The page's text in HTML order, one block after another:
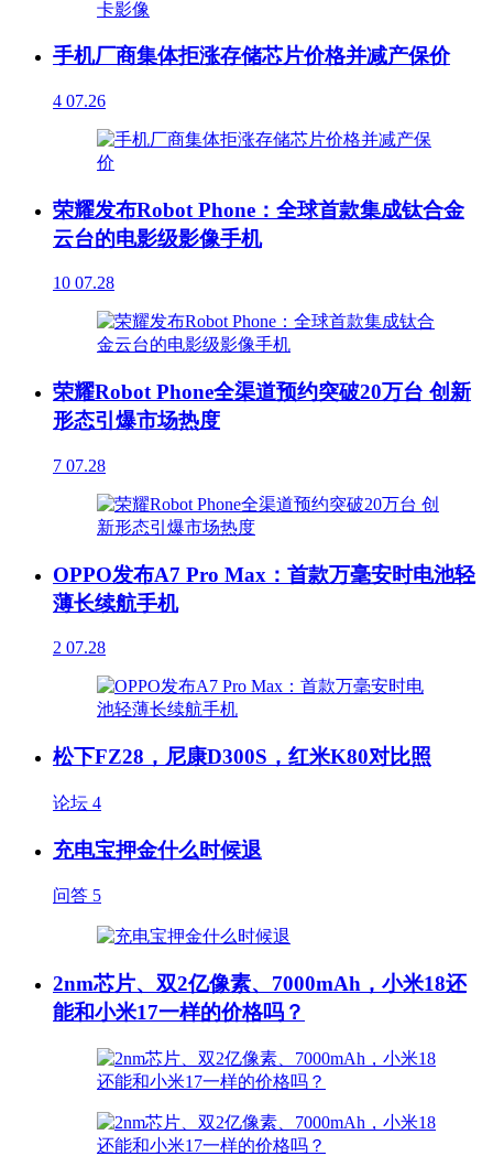
手机厂商集体拒涨存储芯片价格并减产保价
4 07.26
荣耀发布Robot Phone：全球首款集成钛合金
云台的电影级影像手机
10 07.28
荣耀Robot Phone全渠道预约突破20万台 创新
形态引爆市场热度
7 07.28
OPPO发布A7 Pro Max：首款万毫安时电池轻
薄长续航手机
2 07.28
松下FZ28，尼康D300S，红米K80对比照
论坛 4
充电宝押金什么时候退
问答 5
2nm芯片、双2亿像素、7000mAh，小米18还
能和小米17一样的价格吗？